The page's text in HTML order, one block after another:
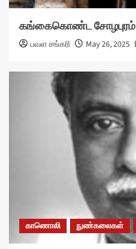
கங்கைகொண்ட சோழபுரம்
பவள சங்கரி May 26, 2025
காணொலி நுண்கலைகள்